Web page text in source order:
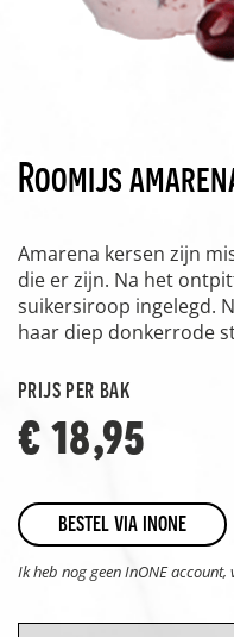
Roomijs
Amarena kersen zijn
die er zijn. Na het
suikersiroop ingelegd.
haar diep donkerrode
prijs per bak
€ 18,95
bestel via inone
Ik heb nog geen InONE account,